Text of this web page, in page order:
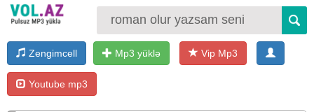
Zengimcell Mp3 yüklə Vip Mp3
Youtube mp3